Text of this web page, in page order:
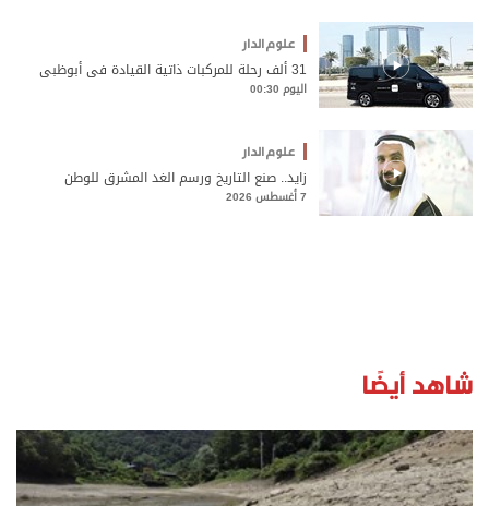
علوم الدار
31 ألف رحلة للمركبات ذاتية القيادة في أبوظبي
اليوم 00:30
علوم الدار
زايد.. صنع التاريخ ورسم الغد المشرق للوطن
7 أغسطس 2026
شاهد أيضًا